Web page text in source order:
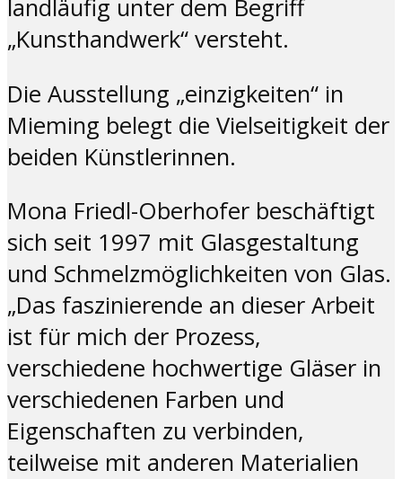
landläufig unter dem Begriff
„Kunsthandwerk“ versteht.
Die Ausstellung „einzigkeiten“ in
Mieming belegt die Vielseitigkeit der
beiden Künstlerinnen.
Mona Friedl-Oberhofer beschäftigt
sich seit 1997 mit Glasgestaltung
und Schmelzmöglichkeiten von Glas.
„Das faszinierende an dieser Arbeit
ist für mich der Prozess,
verschiedene hochwertige Gläser in
verschiedenen Farben und
Eigenschaften zu verbinden,
teilweise mit anderen Materialien